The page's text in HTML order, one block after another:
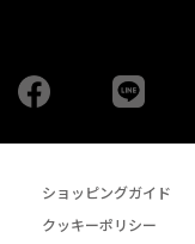
Facebook
ショッピングガイド
クッキーポリシー